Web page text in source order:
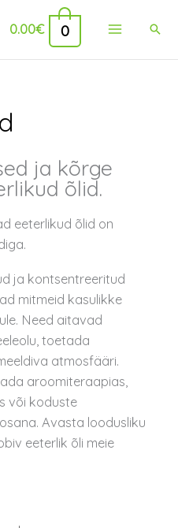
0.00€ 0
ja kõrge
õlid.
eeterlikud õlid on
ja kontsentreeritud
mitmeid kasulikke
Need aitavad
toetada
atmosfääri.
aroomiteraapias,
või koduste
Avasta loodusliku
eeterlik õli meie
popularity